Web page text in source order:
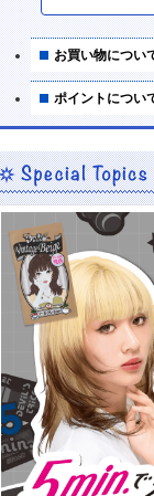
お買い物につい
ポイントについ